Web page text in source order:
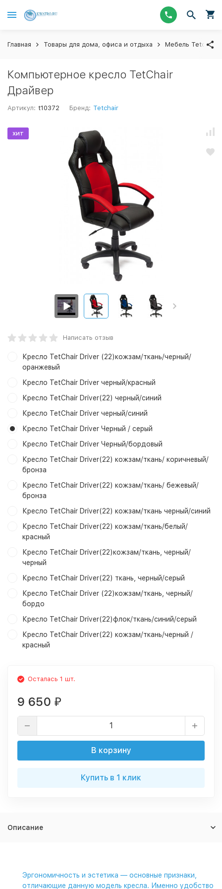
Главная Товары для дома, офиса и отдыха Мебель Tetchair
Компьютерное кресло TetChair
Драйвер
Артикул: t10372 Бренд: Tetchair
хит
Написать отзыв
Кресло TetChair Driver (22)кожзам/ткань/черный/
оранжевый
Кресло TetChair Driver черный/красный
Кресло TetChair Driver(22) черный/синий
Кресло TetChair Driver черный/синий
Кресло TetChair Driver Черный / серый
Кресло TetChair Driver Черный/бордовый
Кресло TetChair Driver(22) кожзам/ткань/ коричневый/
бронза
Кресло TetChair Driver(22) кожзам/ткань/ бежевый/
бронза
Кресло TetChair Driver(22) кожзам/ткань черный/синий
Кресло TetChair Driver(22) кожзам/ткань/белый/
красный
Кресло TetChair Driver(22)кожзам/ткань, черный/
черный
Кресло TetChair Driver(22) ткань, черный/серый
Кресло TetChair Driver (22)кожзам/ткань, черный/
бордо
Кресло TetChair Driver(22)флок/ткань/синий/серый
Кресло TetChair Driver(22) кожзам/ткань/черный /
красный
Осталась 1 шт.
9 650 ₽
В корзину
Купить в 1 клик
Описание
Эргономичность и эстетика — основные признаки,
отличающие данную модель кресла. Именно удобство